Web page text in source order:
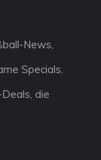
News,
Specials.
die